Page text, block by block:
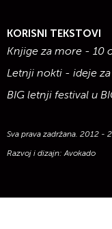
KORISNI TEKSTOVI
Knjige za more - 10
Letnji nokti - ideje
BIG letnji festival u
Sva prava zadržana. 2012 -
Razvoj i dizajn:Avokado